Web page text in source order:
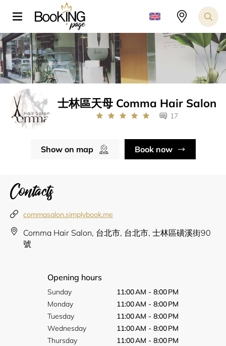
士林區天母 Comma Hair Salon
17
Show on map Book now
Contacts
commasalon.simplybook.me
Comma Hair Salon, 台北市, 台北市, 士林區磺溪街90
號
Opening hours
Sunday
11:00 AM - 8:00 PM
Monday
11:00 AM - 8:00 PM
Tuesday
11:00 AM - 8:00 PM
Wednesday
11:00 AM - 8:00 PM
Thursday
11:00 AM - 8:00 PM